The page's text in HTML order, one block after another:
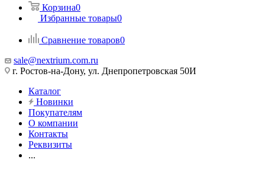
Корзина0
Избранные товары0
Сравнение товаров0
sale@nextrium.com.ru
г. Ростов-на-Дону, ул. Днепропетровская 50И
Каталог
Новинки
Покупателям
О компании
Контакты
Реквизиты
...